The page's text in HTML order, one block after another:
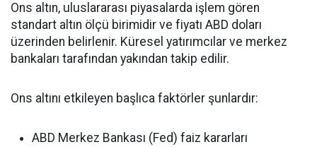
Ons altın, uluslararası piyasalarda işlem gören
standart altın ölçü birimidir ve fiyatı ABD doları
üzerinden belirlenir. Küresel yatırımcılar ve merkez
bankaları tarafından yakından takip edilir.
Ons altını etkileyen başlıca faktörler şunlardır:
ABD Merkez Bankası (Fed) faiz kararları